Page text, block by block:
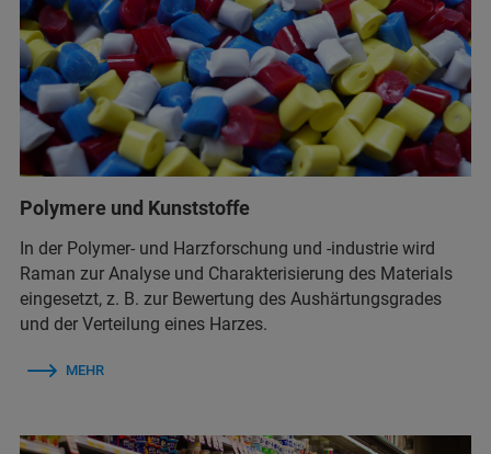
Polymere und Kunststoffe
In der Polymer- und Harzforschung und -industrie wird
Raman zur Analyse und Charakterisierung des Materials
eingesetzt, z. B. zur Bewertung des Aushärtungsgrades
und der Verteilung eines Harzes.
MEHR